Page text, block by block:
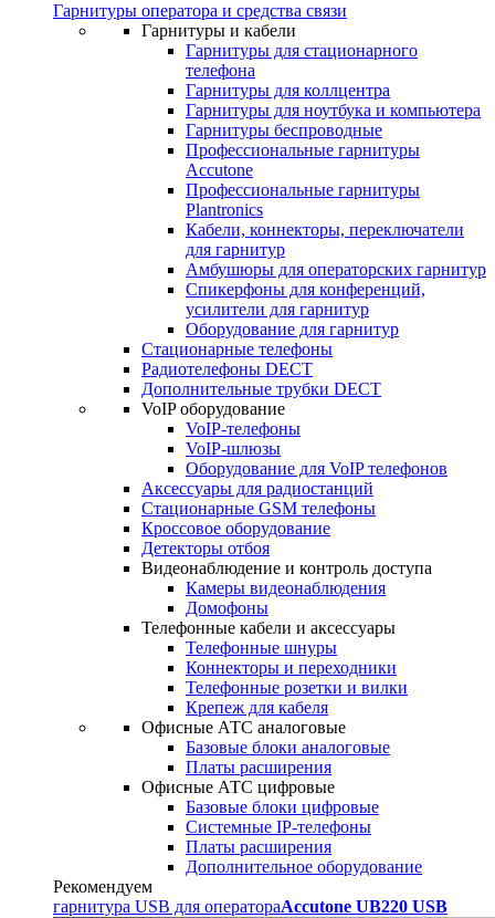
Гарнитуры оператора и средства связи
Гарнитуры и кабели
Гарнитуры для стационарного
телефона
Гарнитуры для коллцентра
Гарнитуры для ноутбука и компьютера
Гарнитуры беспроводные
Профессиональные гарнитуры
Accutone
Профессиональные гарнитуры
Plantronics
Кабели, коннекторы, переключатели
для гарнитур
Амбушюры для операторских гарнитур
Cпикерфоны для конференций,
усилители для гарнитур
Оборудование для гарнитур
Стационарные телефоны
Радиотелефоны DECT
Дополнительные трубки DECT
VoIP оборудование
VoIP-телефоны
VoIP-шлюзы
Оборудование для VoIP телефонов
Аксессуары для радиостанций
Стационарные GSM телефоны
Кроссовое оборудование
Детекторы отбоя
Видеонаблюдение и контроль доступа
Камеры видеонаблюдения
Домофоны
Телефонные кабели и аксессуары
Телефонные шнуры
Коннекторы и переходники
Телефонные розетки и вилки
Крепеж для кабеля
Офисные АТС аналоговые
Базовые блоки аналоговые
Платы расширения
Офисные АТС цифровые
Базовые блоки цифровые
Системные IP-телефоны
Платы расширения
Дополнительное оборудование
Рекомендуем
гарнитура USB для оператораAccutone UB220 USB